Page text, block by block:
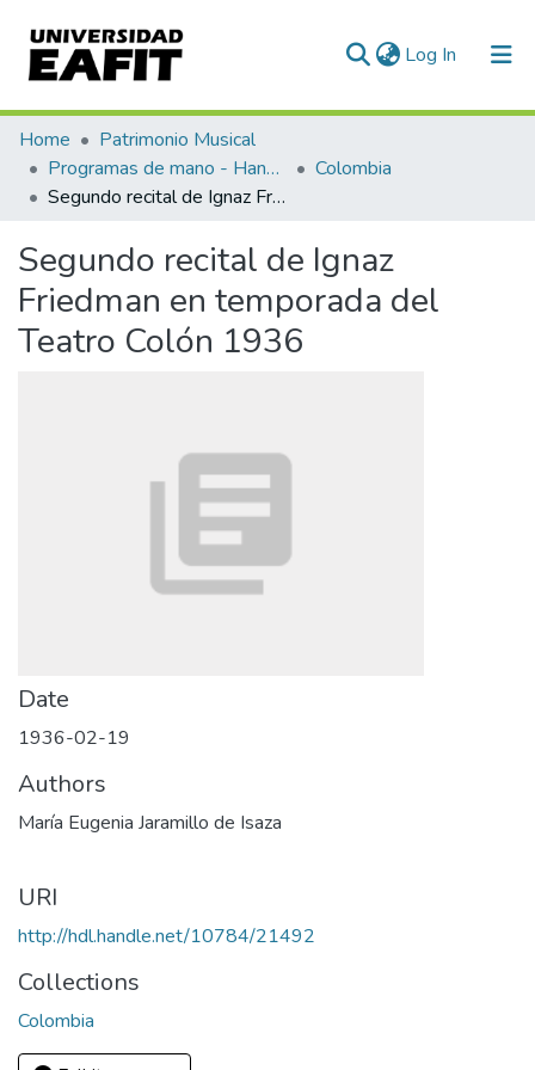
Log In (current)
Communities & Collections
All of DSpace
Home
Patrimonio Musical
Programas de mano - Hand programs
Colombia
Segundo recital de Ignaz Friedman en temporada del Teatro Colón 1936
Segundo recital de Ignaz
Friedman en temporada del
Teatro Colón 1936
Date
1936-02-19
Authors
María Eugenia Jaramillo de Isaza
URI
http://hdl.handle.net/10784/21492
Collections
Colombia